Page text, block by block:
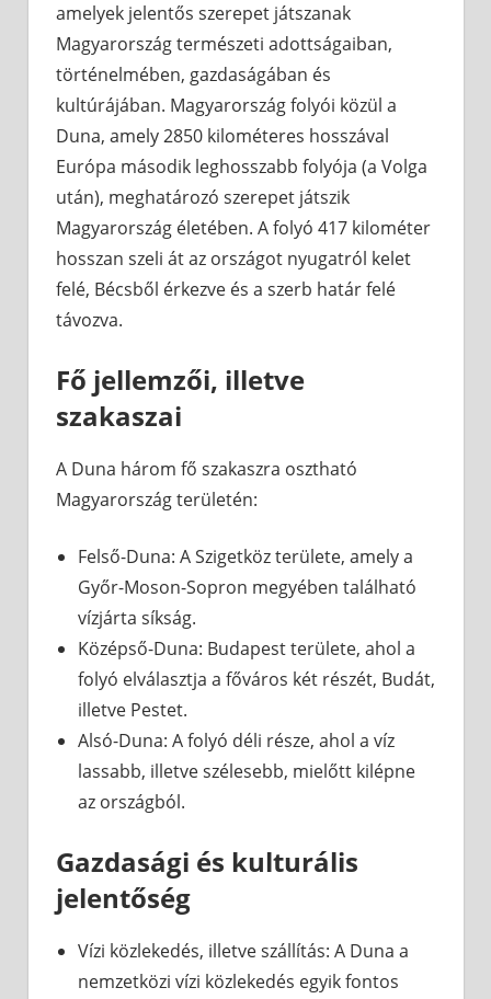
amelyek jelentős szerepet játszanak
Magyarország természeti adottságaiban,
történelmében, gazdaságában és
kultúrájában. Magyarország folyói közül a
Duna, amely 2850 kilométeres hosszával
Európa második leghosszabb folyója (a Volga
után), meghatározó szerepet játszik
Magyarország életében. A folyó 417 kilométer
hosszan szeli át az országot nyugatról kelet
felé, Bécsből érkezve és a szerb határ felé
távozva.
Fő jellemzői, illetve
szakaszai
A Duna három fő szakaszra osztható
Magyarország területén:
Felső-Duna: A Szigetköz területe, amely a
Győr-Moson-Sopron megyében található
vízjárta síkság.
Középső-Duna: Budapest területe, ahol a
folyó elválasztja a főváros két részét, Budát,
illetve Pestet.
Alsó-Duna: A folyó déli része, ahol a víz
lassabb, illetve szélesebb, mielőtt kilépne
az országból.
Gazdasági és kulturális
jelentőség
Vízi közlekedés, illetve szállítás: A Duna a
nemzetközi vízi közlekedés egyik fontos